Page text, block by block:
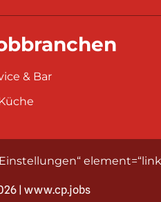
& Bar
| www.cp.jobs